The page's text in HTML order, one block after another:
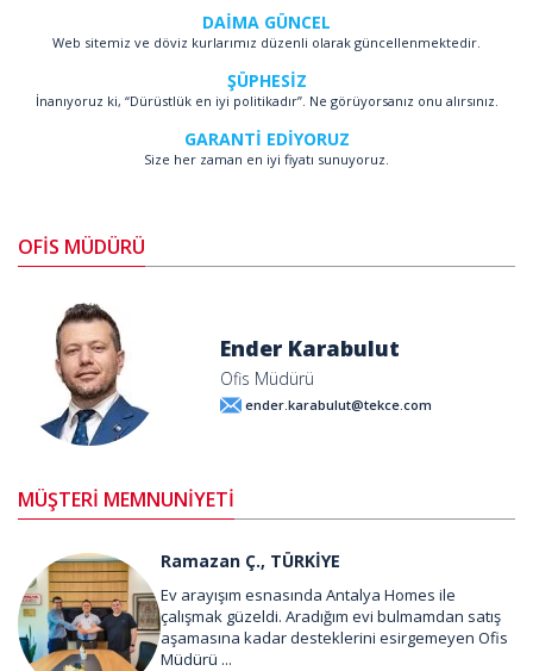
DAİMA GÜNCEL
Web sitemiz ve döviz kurlarımız düzenli olarak güncellenmektedir.
ŞÜPHESİZ
İnanıyoruz ki, “Dürüstlük en iyi politikadır”. Ne görüyorsanız onu alırsınız.
GARANTİ EDİYORUZ
Size her zaman en iyi fiyatı sunuyoruz.
OFİS MÜDÜRÜ
Ender Karabulut
Ofis Müdürü
ender.karabulut@tekce.com
MÜŞTERİ MEMNUNİYETİ
Ramazan Ç., TÜRKİYE
Ev arayışım esnasında Antalya Homes ile
çalışmak güzeldi. Aradığım evi bulmamdan satış
aşamasına kadar desteklerini esirgemeyen Ofis
Müdürü ...